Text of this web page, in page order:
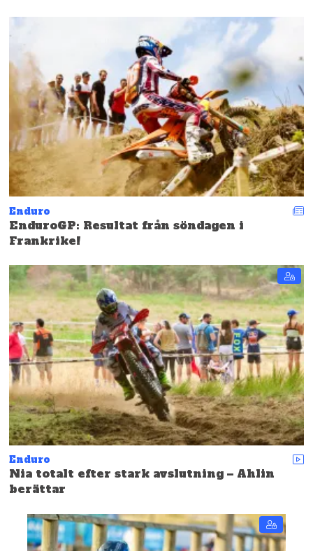
Enduro
EnduroGP: Resultat från söndagen i
Frankrike!
Enduro
Nia totalt efter stark avslutning – Ahlin
berättar